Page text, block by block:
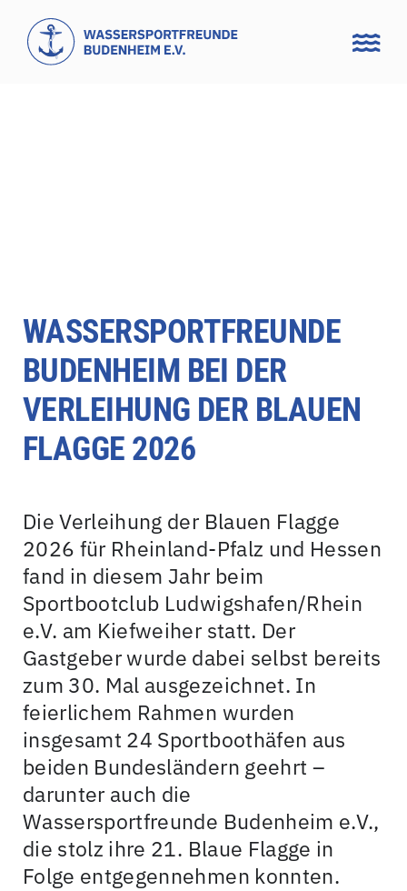
Zum
Inhalt
springen
WASSERSPORTFREUNDE
BUDENHEIM BEI DER
VERLEIHUNG DER BLAUEN
FLAGGE 2026
Die Verleihung der Blauen Flagge
2026 für Rheinland-Pfalz und Hessen
fand in diesem Jahr beim
Sportbootclub Ludwigshafen/Rhein
e.V. am Kiefweiher statt. Der
Gastgeber wurde dabei selbst bereits
zum 30. Mal ausgezeichnet. In
feierlichem Rahmen wurden
insgesamt 24 Sportboothäfen aus
beiden Bundesländern geehrt –
darunter auch die
Wassersportfreunde Budenheim e.V.,
die stolz ihre 21. Blaue Flagge in
Folge entgegennehmen konnten.